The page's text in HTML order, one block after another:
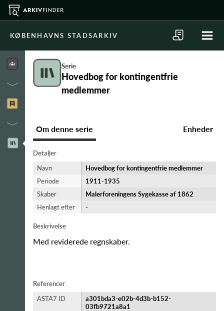
KØBENHAVNS STADSARKIV
Serie
Hovedbog for kontingentfrie
medlemmer
Om denne serie Enheder
Detaljer
Navn
Hovedbog for kontingentfrie medlemmer
Periode
1911-​1935
Skaber
Malerforeningens Sygekasse af 1862
Henlagt efter
-
Beskrivelse
Med reviderede regnskaber.
Referencer
ASTA7 ID
a301bda3-e02b-4d3b-b152-
03fb9721a8a1